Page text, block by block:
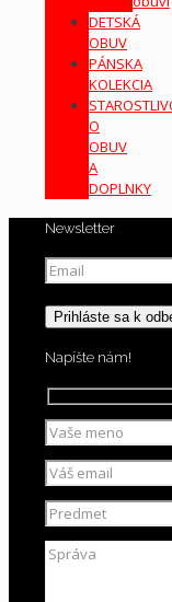
DETSKÁ
OBUV
PÁNSKA
KOLEKCIA
O
OBUV
A
DOPLNKY
Newsletter
Napíšte nám!